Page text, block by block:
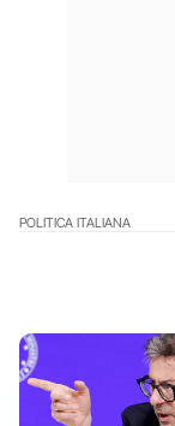
POLITICA ITALIANA